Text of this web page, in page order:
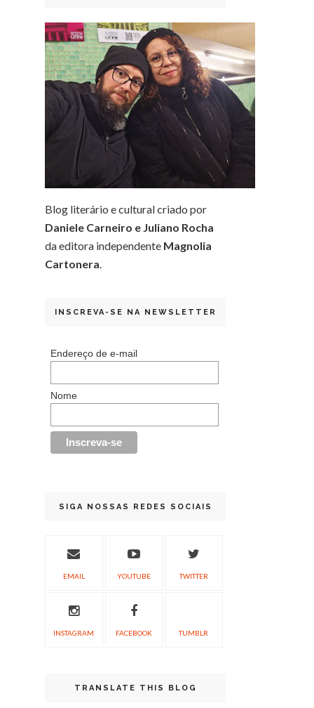
Blog literário e cultural criado por
Daniele Carneiro e Juliano Rocha
da editora independente Magnolia
Cartonera.
INSCREVA-SE NA NEWSLETTER
Endereço de e-mail
Nome
SIGA NOSSAS REDES SOCIAIS
EMAIL YOUTUBE TWITTER
INSTAGRAM FACEBOOK TUMBLR
TRANSLATE THIS BLOG